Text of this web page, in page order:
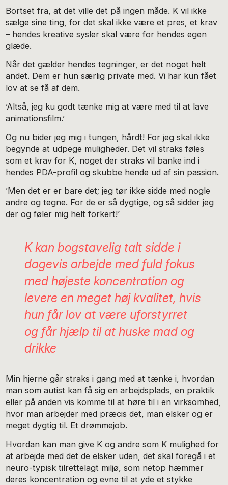
Bortset fra, at det ville det på ingen måde. K vil ikke
sælge sine ting, for det skal ikke være et pres, et krav
– hendes kreative sysler skal være for hendes egen
glæde.
Når det gælder hendes tegninger, er det noget helt
andet. Dem er hun særlig private med. Vi har kun fået
lov at se få af dem.
’Altså, jeg ku godt tænke mig at være med til at lave
animationsfilm.’
Og nu bider jeg mig i tungen, hårdt! For jeg skal ikke
begynde at udpege muligheder. Det vil straks føles
som et krav for K, noget der straks vil banke ind i
hendes PDA-profil og skubbe hende ud af sin passion.
’Men det er er bare det; jeg tør ikke sidde med nogle
andre og tegne. For de er så dygtige, og så sidder jeg
der og føler mig helt forkert!’
K kan bogstavelig talt sidde i
dagevis arbejde med fuld fokus
med højeste koncentration og
levere en meget høj kvalitet, hvis
hun får lov at være uforstyrret
og får hjælp til at huske mad og
drikke
Min hjerne går straks i gang med at tænke i, hvordan
man som autist kan få sig en arbejdsplads, en praktik
eller på anden vis komme til at høre til i en virksomhed,
hvor man arbejder med præcis det, man elsker og er
meget dygtig til. Et drømmejob.
Hvordan kan man give K og andre som K mulighed for
at arbejde med det de elsker uden, det skal foregå i et
neuro-typisk tilrettelagt miljø, som netop hæmmer
deres koncentration og evne til at yde et stykke